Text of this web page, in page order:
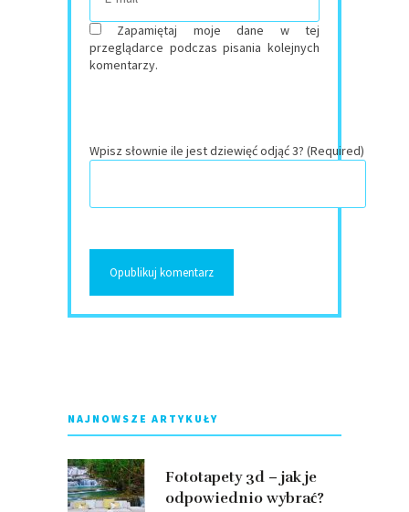
Zapamiętaj moje dane w tej
przeglądarce podczas pisania kolejnych
komentarzy.
Wpisz słownie ile jest dziewięć odjąć 3? (Required)
NAJNOWSZE ARTYKUŁY
Fototapety 3d – jak je
odpowiednio wybrać?